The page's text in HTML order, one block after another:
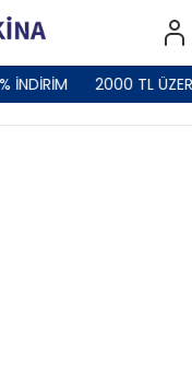
İNDİRİM 2000 TL